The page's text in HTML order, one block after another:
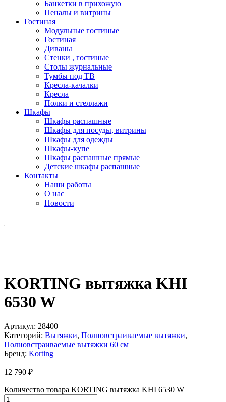
Банкетки в прихожую
Пеналы и витрины
Гостиная
Модульные гостиные
Гостиная
Диваны
Стенки , гостиные
Столы журнальные
Тумбы под ТВ
Кресла-качалки
Кресла
Полки и стеллажи
Шкафы
Шкафы распашные
Шкафы для посуды, витрины
Шкафы для одежды
Шкафы-купе
Шкафы распашные прямые
Детские шкафы распашные
Контакты
Наши работы
О нас
Новости
KORTING вытяжка KHI
6530 W
Артикул: 28400
Категорий: Вытяжки, Полновстраиваемые вытяжки,
Полновстраиваемые вытяжки 60 см
Бренд: Korting
12 790 ₽
Количество товара KORTING вытяжка KHI 6530 W